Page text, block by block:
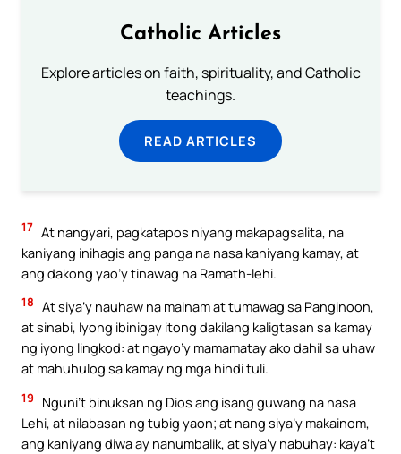
Catholic Articles
Explore articles on faith, spirituality, and Catholic
teachings.
READ ARTICLES
17 At nangyari, pagkatapos niyang makapagsalita, na
kaniyang inihagis ang panga na nasa kaniyang kamay, at
ang dakong yao’y tinawag na Ramath-lehi.
18 At siya’y nauhaw na mainam at tumawag sa Panginoon,
at sinabi, Iyong ibinigay itong dakilang kaligtasan sa kamay
ng iyong lingkod: at ngayo’y mamamatay ako dahil sa uhaw
at mahuhulog sa kamay ng mga hindi tuli.
19
Nguni’t binuksan ng Dios ang isang guwang na nasa
Lehi, at nilabasan ng tubig yaon; at nang siya’y makainom,
ang kaniyang diwa ay nanumbalik, at siya’y nabuhay: kaya’t